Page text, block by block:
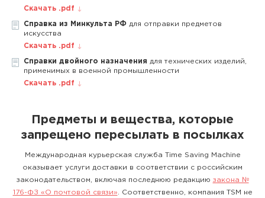
Скачать .pdf
Справка из Минкульта РФ для отправки предметов
искусства
Скачать .pdf
Справки двойного назначения для технических изделий,
применимых в военной промышленности
Скачать .pdf
Предметы и вещества, которые
запрещено пересылать в посылках
Международная курьерская служба Time Saving Machine
оказывает услуги доставки в соответствии с российским
законодательством, включая последнюю редакцию закона №
176-ФЗ «О почтовой связи» . Соответственно, компания TSM не